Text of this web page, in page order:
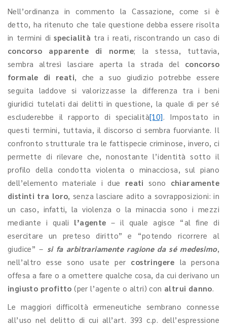
Nell’ordinanza in commento la Cassazione, come si è
detto, ha ritenuto che tale questione debba essere risolta
in termini dispecialità tra i reati, riscontrando un caso di
concorso apparente di norme; la stessa, tuttavia,
sembra altresì lasciare aperta la strada del concorso
formale di reati, che a suo giudizio potrebbe essere
seguita laddove si valorizzasse la differenza tra i beni
giuridici tutelati dai delitti in questione, la quale di per sé
escluderebbe il rapporto di specialità[10]. Impostato in
questi termini, tuttavia, il discorso ci sembra fuorviante. Il
confronto strutturale tra le fattispecie criminose, invero, ci
permette di rilevare che, nonostante l’identità sotto il
profilo della condotta violenta o minacciosa, sul piano
dell’elemento materiale i due reati sono chiaramente
distinti tra loro, senza lasciare adito a sovrapposizioni: in
un caso, infatti, la violenza o la minaccia sono i mezzi
mediante i quali l’agente – il quale agisce “al fine di
esercitare un preteso diritto” e “potendo ricorrere al
giudice” – si fa arbitrariamente ragione da sé medesimo,
nell’altro esse sono usate per costringere la persona
offesa a fare o a omettere qualche cosa, da cui derivano un
ingiusto profitto (per l’agente o altri) con altrui danno.
Le maggiori difficoltà ermeneutiche sembrano connesse
all’uso nel delitto di cui all’art. 393 c.p. dell’espressione